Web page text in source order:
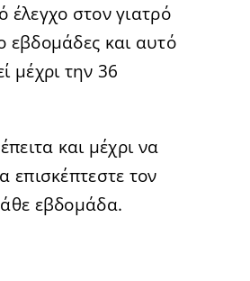
έλεγχο στον γιατρό
εβδομάδες και αυτό
μέχρι την 36
και μέχρι να
επισκέπτεστε τον
εβδομάδα.